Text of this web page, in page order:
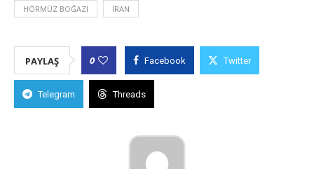
HÖRMÜZ BOĞAZI İRAN
PAYLAŞ 0 Facebook Twitter
Telegram Threads